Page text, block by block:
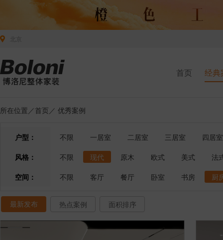
首页 经典
所在位置／首页 ／ 优秀案例
户型： 不限 一居室 二居室 三居室
四居室
风格：
不限 现代 原木 欧式 美式
法
空间：
不限 客厅 餐厅 卧室 书房 厨
最新发布 热点案例 面积排序